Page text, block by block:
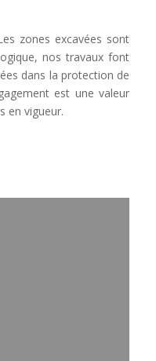
zones excavées sont
nos travaux font
dans la protection de
est une valeur
en vigueur.